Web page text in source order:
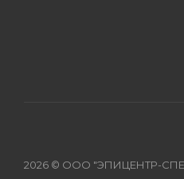
2026 © ООО "ЭПИЦЕНТР-